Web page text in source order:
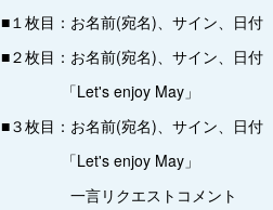
■１枚目：お名前(宛名)、サイン、日付
■２枚目：お名前(宛名)、サイン、日付
「Let's enjoy May」
■３枚目：お名前(宛名)、サイン、日付
「Let's enjoy May」
一言リクエストコメント